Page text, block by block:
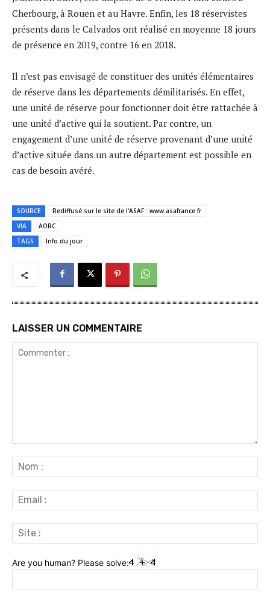
Cherbourg, à Rouen et au Havre. Enfin, les 18 réservistes
présents dans le Calvados ont réalisé en moyenne 18 jours
de présence en 2019, contre 16 en 2018.
Il n’est pas envisagé de constituer des unités élémentaires
de réserve dans les départements démilitarisés. En effet,
une unité de réserve pour fonctionner doit être rattachée à
une unité d’active qui la soutient. Par contre, un
engagement d’une unité de réserve provenant d’une unité
d’active située dans un autre département est possible en
cas de besoin avéré.
SOURCE
Rediffusé sur le site de l'ASAF : www.asafrance.fr
VIA
AORC
TAGS
Info du jour
LAISSER UN COMMENTAIRE
:
:
:
Are you human? Please solve: